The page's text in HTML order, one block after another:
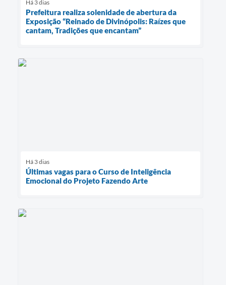
Há 3 dias
Prefeitura realiza solenidade de abertura da
Exposição “Reinado de Divinópolis: Raízes que
cantam, Tradições que encantam”
Há 3 dias
Últimas vagas para o Curso de Inteligência
Emocional do Projeto Fazendo Arte